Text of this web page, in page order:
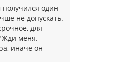
а
ч
один
не допускать.
для
меня.
иначе он